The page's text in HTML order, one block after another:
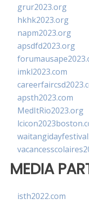
grur2023.org
hkhk2023.org
napm2023.org
apsdfd2023.org
imkl2023.com
apsth2023.com
MedItRio2023.org
MEDIA
isth2022.com